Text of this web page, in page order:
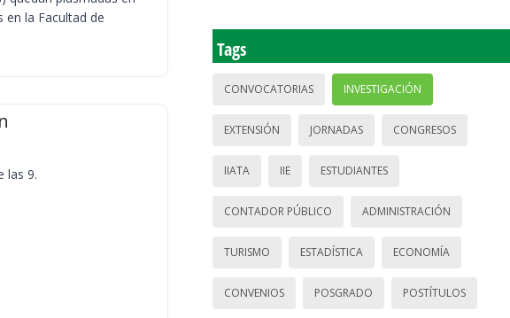
en la Facultad de
las 9.
Tags
CONVOCATORIAS INVESTIGACIÓN
EXTENSIÓN JORNADAS CONGRESOS
IIATA IIE ESTUDIANTES
CONTADOR PÚBLICO ADMINISTRACIÓN
TURISMO ESTADÍSTICA ECONOMÍA
CONVENIOS POSGRADO POSTÍTULOS